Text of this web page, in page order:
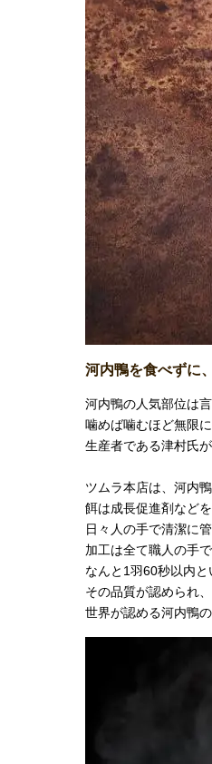
河内鴨を食べずに
河内鴨の人気部位は
噛めば噛むほど無限
生産者である津村氏
ツムラ本店は、河内
餌は成長促進剤など
日々人の手で清潔に
加工は全て職人の手
なんと1羽60秒以内
その品質が認められ
世界が認める河内鴨